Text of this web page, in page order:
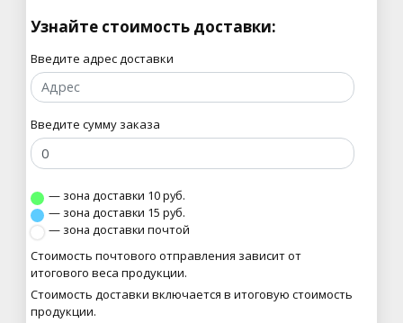
Узнайте стоимость доставки:
Введите адрес доставки
Введите сумму заказа
— зона доставки 10руб.
— зона доставки 15 руб.
— зона доставки почтой
Стоимость почтового отправления зависит от
итогового веса продукции.
Стоимость доставки включается в итоговую стоимость
продукции.